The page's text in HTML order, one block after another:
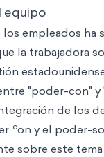
empleados ha
la trabajadora
"poder-con" y
de los
-con y el poder-
sobre este tema